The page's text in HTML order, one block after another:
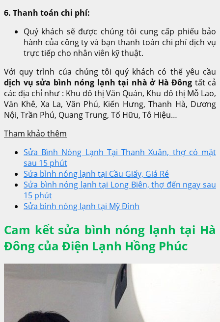
6. Thanh toán chi phí:
Quý khách sẽ được chúng tôi cung cấp phiếu bảo
hành của công ty và bạn thanh toán chi phí dịch vụ
trực tiếp cho nhân viên kỹ thuật.
Với quy trình của chúng tôi quý khách có thể yêu cầu
dịch vụ sửa bình nóng lạnh tại nhà ở Hà Đông tất cả
các địa chỉ như : Khu đô thị Văn Quán, Khu đô thị Mỗ Lao,
Văn Khê, Xa La, Văn Phú, Kiến Hưng, Thanh Hà, Dương
Nội, Trần Phú, Quang Trung, Tố Hữu, Tô Hiệu…
Tham khảo thêm
Sửa Bình Nóng Lạnh Tại Thanh Xuân, thợ có mặt
sau 15 phút
Sửa bình nóng lạnh tại Cầu Giấy, Giá Rẻ
Sửa bình nóng lạnh tại Long Biên, thợ đến ngay sau
15 phút
Sửa bình nóng lạnh tại Mỹ Đình
Cam kết sửa bình nóng lạnh tại Hà
Đông của Điện Lạnh Hồng Phúc